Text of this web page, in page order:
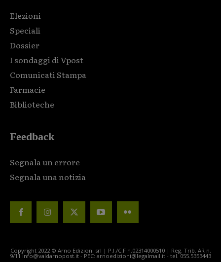
Elezioni
Speciali
Dossier
I sondaggi di Vpost
Comunicati Stampa
Farmacie
Biblioteche
Feedback
Segnala un errore
Segnala una notizia
Copyright 2022 © Arno Edizioni srl | P.I./C.F n.02314000510 | Reg. Trib. AR n.
9/11 info@valdarnopost.it - PEC: arnoedizioni@legalmail.it - tel. 055.5353443